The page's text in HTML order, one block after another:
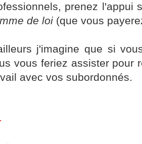
prenez l'appui
de loi(que vous
j'imagine que si
vous feriez assister pour
avec vos subordonnés.